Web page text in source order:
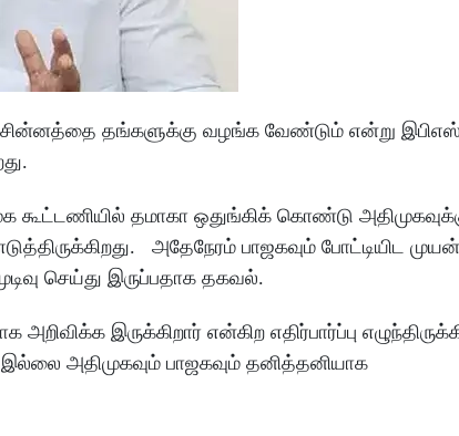
தங்களுக்கு வழங்க வேண்டும் என்று இபிஎஸ்
கூட்டணியில் தமாகா ஒதுங்கிக் கொண்டு
அதேநேரம் பாஜகவும் போட்டியிட
செய்து இருப்பதாக தகவல்.
இருக்கிறார் என்கிற எதிர்பார்ப்பு
அதிமுகவும் பாஜகவும் தனித்தனியாக